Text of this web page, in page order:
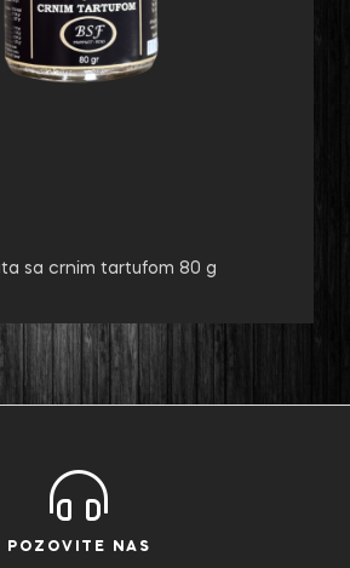
sa crnim tartufom 80 g
POZOVITE NAS